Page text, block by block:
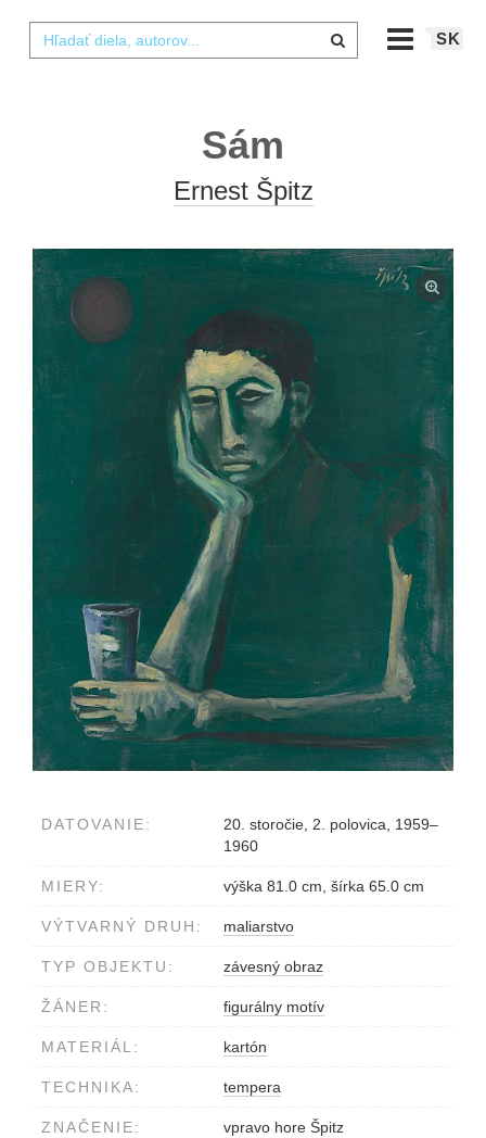
SK
Sám
Ernest Špitz
DATOVANIE:
20. storočie, 2. polovica, 1959–
1960
MIERY: výška 81.0 cm, šírka 65.0 cm
VÝTVARNÝ DRUH: maliarstvo
TYP OBJEKTU: závesný obraz
ŽÁNER: figurálny motív
MATERIÁL: kartón
TECHNIKA: tempera
ZNAČENIE: vpravo hore Špitz